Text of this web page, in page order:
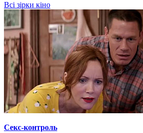
Всі зірки кіно
Секс-контроль